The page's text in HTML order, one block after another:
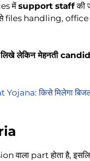
में support staffकी
files handling,
लेकिन मेहनती
किसे मिलेगा
वाला part होता है,